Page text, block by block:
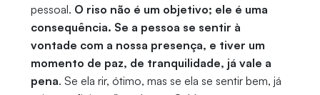
pessoal. O riso não é um objetivo; ele é uma
consequência. Se a pessoa se sentir à
vontade com a nossa presença, e tiver um
momento de paz, de tranquilidade, já vale a
pena. Se ela rir, ótimo, mas se ela se sentir bem, já